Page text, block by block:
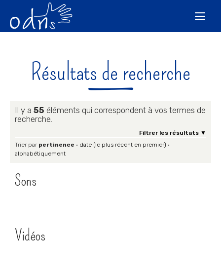

Résultats de recherche
Il y a 55 éléments qui correspondent à vos termes de
recherche.
Filtrer les résultats
Trier par pertinence · date (le plus récent en premier) ·
alphabétiquement
Sons
Vidéos